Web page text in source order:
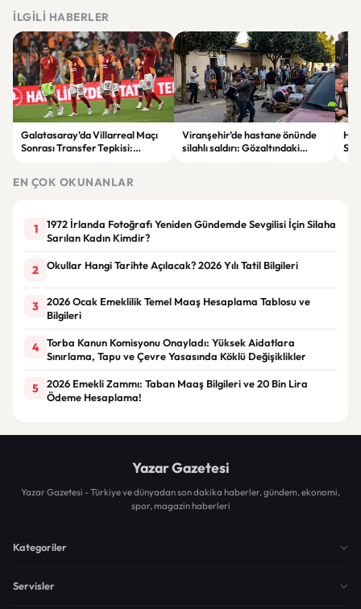
İLGILI HABERLER
Galatasaray’da Villarreal Maçı
Sonrası Transfer Tepkisi:
Viranşehir’de hastane önünde
silahlı saldırı: Gözaltındaki
EN ÇOK OKUNANLAR
1
1972 İrlanda Fotoğrafı Yeniden Gündemde Sevgilisi İçin Silaha
Sarılan Kadın Kimdir?
2 Okullar Hangi Tarihte Açılacak? 2026 Yılı Tatil Bilgileri
3
2026 Ocak Emeklilik Temel Maaş Hesaplama Tablosu ve
Bilgileri
4
Torba Kanun Komisyonu Onayladı: Yüksek Aidatlara
Sınırlama, Tapu ve Çevre Yasasında Köklü Değişiklikler
5
2026 Emekli Zammı: Taban Maaş Bilgileri ve 20 Bin Lira
Ödeme Hesaplama!
Yazar Gazetesi
Yazar Gazetesi - Türkiye ve dünyadan son dakika haberler, gündem, ekonomi,
spor, magazin haberleri
Kategoriler
Servisler